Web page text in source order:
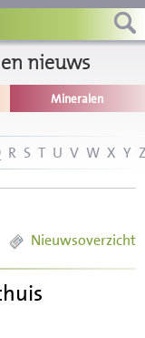
nieuws
Mineralen
R S T U V W X Y
Nieuwsoverzicht